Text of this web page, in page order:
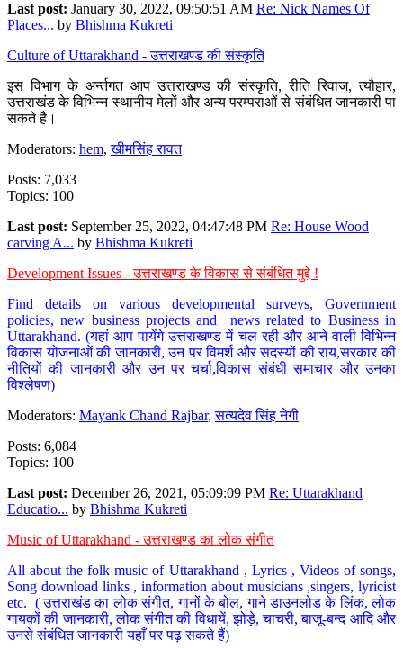
Last post: January 30, 2022, 09:50:51 AM Re: Nick Names Of
Places... by Bhishma Kukreti
Culture of Uttarakhand - उत्तराखण्ड की संस्कृति
इस विभाग के अर्न्तगत आप उत्तराखण्ड की संस्कृति, रीति रिवाज, त्यौहार,
उत्तराखंड के विभिन्न स्थानीय मेलों और अन्य परम्पराओं से संबंधित जानकारी पा
सकते है।
Moderators: hem,खीमसिंह रावत
Posts: 7,033
Topics: 100
Last post: September 25, 2022, 04:47:48 PM Re: House Wood
carving A... by Bhishma Kukreti
Development Issues - उत्तराखण्ड के विकास से संबंधित मुद्दे !
Find details on various developmental surveys, Government
policies, new business projects and news related to Business in
Uttarakhand. (यहां आप पायेंगे उत्तराखण्ड में चल रही और आने वाली विभिन्न
विकास योजनाओं की जानकारी, उन पर विमर्श और सदस्यों की राय,सरकार की
नीतियों की जानकारी और उन पर चर्चा,विकास संबंधी समाचार और उनका
विश्लेषण)
Moderators: Mayank Chand Rajbar,सत्यदेव सिंह नेगी
Posts: 6,084
Topics: 100
Last post: December 26, 2021, 05:09:09 PM Re: Uttarakhand
Educatio... by Bhishma Kukreti
Music of Uttarakhand - उत्तराखण्ड का लोक संगीत
All about the folk music of Uttarakhand , Lyrics , Videos of songs,
Song download links , information about musicians ,singers, lyricist
etc. ( उत्तराखंड का लोक संगीत, गानों के बोल, गाने डाउनलोड के लिंक, लोक
गायकों की जानकारी, लोक संगीत की विधायें, झोड़े, चाचरी, बाजू-बन्द आदि और
उनसे संबंधित जानकारी यहाँ पर पढ़ सकते हैं)